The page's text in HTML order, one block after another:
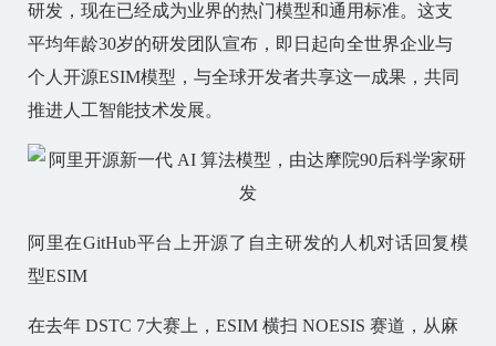
研发，现在已经成为业界的热门模型和通用标准。这支
平均年龄30岁的研发团队宣布，即日起向全世界企业与
个人开源ESIM模型，与全球开发者共享这一成果，共同
推进人工智能技术发展。
阿里在GitHub平台上开源了自主研发的人机对话回复模
型ESIM
在去年 DSTC 7大赛上，ESIM 横扫 NOESIS 赛道，从麻